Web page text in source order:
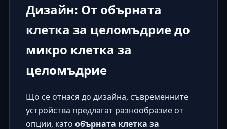
Дизайн: От обърната
клетка за целомъдрие до
микро клетка за
целомъдрие
Що се отнася до дизайна, съвременните
устройства предлагат разнообразие от
опции, като обърната клетка за